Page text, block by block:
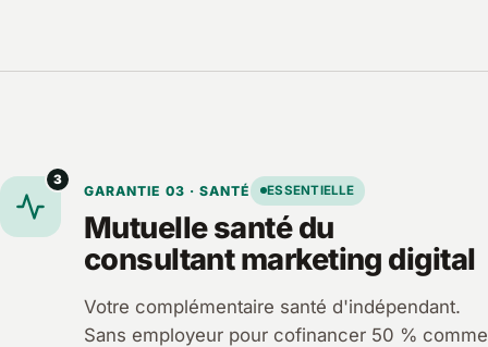
3
GARANTIE 03 · SANTÉ ESSENTIELLE
Mutuelle santé du
consultant marketing digital
Votre complémentaire santé d'indépendant.
Sans employeur pour cofinancer 50 % comme